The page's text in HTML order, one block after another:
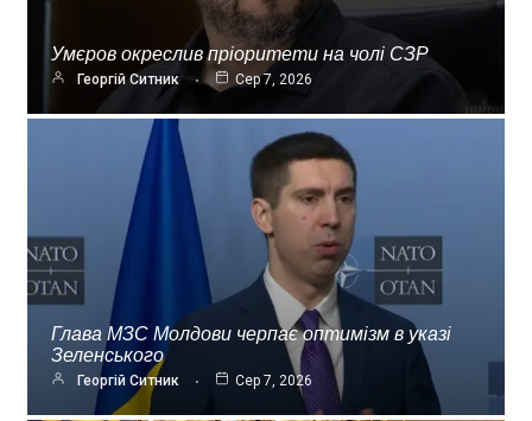
Умєров окреслив пріоритети на чолі СЗР
Георгій Ситник Сер 7, 2026
Глава МЗС Молдови черпає оптимізм в указі
Зеленського
Георгій Ситник Сер 7, 2026